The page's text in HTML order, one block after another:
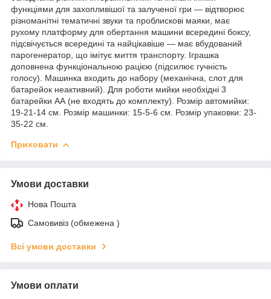
функціями для захопливішої та залученої гри — відтворює
різноманітні тематичні звуки та проблискові маяки, має
рухому платформу для обертання машини всередині боксу,
підсвічується всередині та найцікавіше — має вбудований
парогенератор, що імітує миття транспорту. Іграшка
доповнена функціональною рацією (підсилює гучність
голосу). Машинка входить до набору (механічна, слот для
батарейок неактивний). Для роботи мийки необхідні 3
батарейки АА (не входять до комплекту). Розмір автомийки:
19-21-14 см. Розмір машинки: 15-5-6 см. Розмір упаковки: 23-
35-22 см.
Приховати
Умови доставки
Нова Пошта
Самовивіз (обмежена )
Всі умови доставки
Умови оплати